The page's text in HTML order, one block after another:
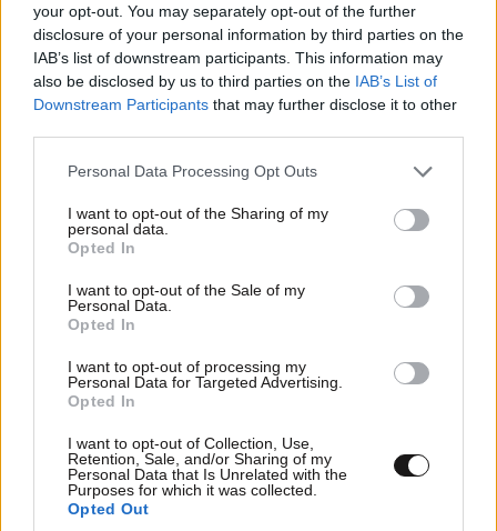
your opt-out. You may separately opt-out of the further
disclosure of your personal information by third parties on the
IAB’s list of downstream participants. This information may
also be disclosed by us to third parties on the IAB’s List of
Downstream Participants that may further disclose it to other
Please note that this website/app uses one or more Google
not limited to your visit or usage behaviour. You may click to
grant or deny consent to Google and its third-party tags to
use your data for below specified purposes in below Google
consent section.
Personal Data Processing Opt Outs
I want to opt-out of the Sharing of my
personal data.
Opted In
I want to opt-out of the Sale of my
Personal Data.
Opted In
I want to opt-out of processing my
Personal Data for Targeted Advertising.
Opted In
I want to opt-out of Collection, Use,
Retention, Sale, and/or Sharing of my
Personal Data that Is Unrelated with the
Purposes for which it was collected.
Opted Out
LIFESTYLE2 ω. πριν
Αθηνά Οικονομάκου από τα Μπόρα Μπόρα:
«Έσκασε τώρα όλη η κούραση» – Το απρόοπτο